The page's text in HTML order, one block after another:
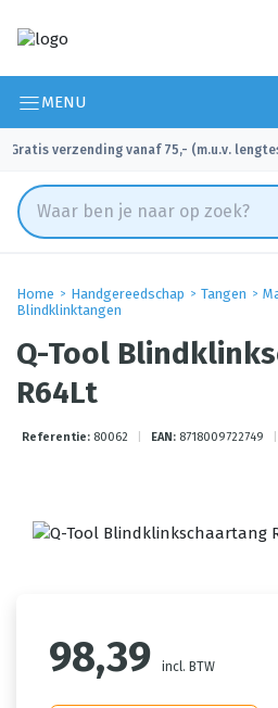
MENU
Gratis verzending vanaf 75,- (m.u.v.
Home Handgereedschap Tangen
Blindklinktangen
Q-Tool
R64Lt
Referentie: 80062 EAN: 8718009722749
98,39 incl. BTW